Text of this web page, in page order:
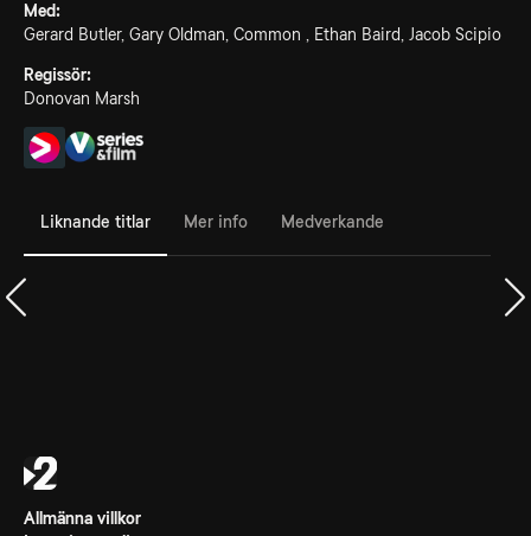
Med:
Gerard Butler, Gary Oldman, Common , Ethan Baird, Jacob Scipio
Regissör:
Donovan Marsh
Liknande titlar Mer info Medverkande
Allmänna villkor